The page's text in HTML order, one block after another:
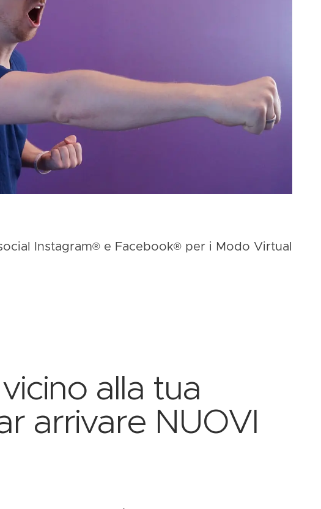
Instagram® e Facebook® per i Modo Virtual
alla tua
arrivare NUOVI